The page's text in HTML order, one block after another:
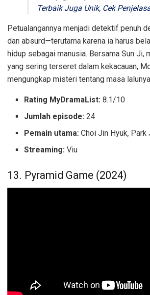
Terbaik Juga Unik, Cek
Petualangannya menjadi detektif penuh
dan absurd—terutama karena ia harus
hidup sebagai manusia. Bersama Sun Ji,
yang sering terseret dalam kekacauan,
mengungkap misteri tentang masa
Rating MyDramaList: 8.1/10
Jumlah episode: 24
Pemain utama: Choi Jin Hyuk, Park
Streaming: Viu
13. Pyramid Game (2024)